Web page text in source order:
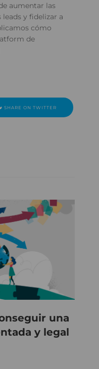
aumentar las
y fidelizar a
cómo
de
SHARE ON TWITTER
una
y legal